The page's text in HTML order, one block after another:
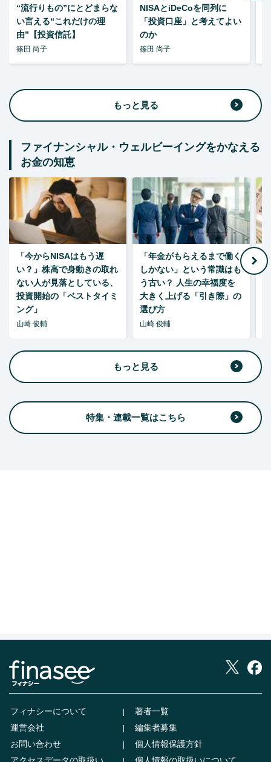
“流行りもの”にとどまらな
い言える“これだけの理
由”【投資信託】
篠田 尚子
NISAとiDeCoを同列に
「投資口座」と考えてよい
のか
篠田 尚子
もっと見る
ファイナンシャル・ウェルビーイングをかなえる
お金の知恵
「今からNISAはもう遅
い？」株高で身動きの取れ
ない人が見落としている、
投資開始の「ベストタイミ
ング」
山崎 俊輔
「年金がもらえるまで働く
しかない」という常識はも
う古い？ 人生の幸福度を
大きく上げる「引き際」の
選び方
山崎 俊輔
もっと見る
特集・連載一覧はこちら
フィナシーについて
著者一覧
運営会社
編集者募集
お問い合わせ
個人情報保護方針